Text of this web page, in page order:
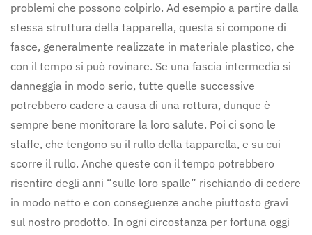
problemi che possono colpirlo. Ad esempio a partire dalla
stessa struttura della tapparella, questa si compone di
fasce, generalmente realizzate in materiale plastico, che
con il tempo si può rovinare. Se una fascia intermedia si
danneggia in modo serio, tutte quelle successive
potrebbero cadere a causa di una rottura, dunque è
sempre bene monitorare la loro salute. Poi ci sono le
staffe, che tengono su il rullo della tapparella, e su cui
scorre il rullo. Anche queste con il tempo potrebbero
risentire degli anni “sulle loro spalle” rischiando di cedere
in modo netto e con conseguenze anche piuttosto gravi
sul nostro prodotto. In ogni circostanza per fortuna oggi